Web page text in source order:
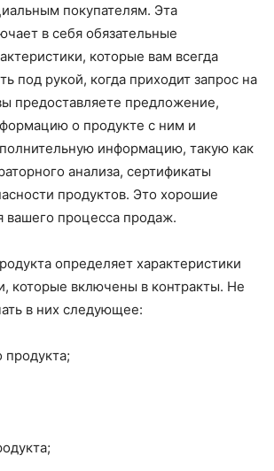
покупателям. Эта
в себя обязательные
которые вам всегда
под рукой, когда приходит запрос на
предоставляете предложение,
о продукте с ним и
информацию, такую ​​как
анализа, сертификаты
продуктов. Это хорошие
вашего процесса продаж.
определяет характеристики
которые включены в контракты. Не
в них следующее:
продукта;